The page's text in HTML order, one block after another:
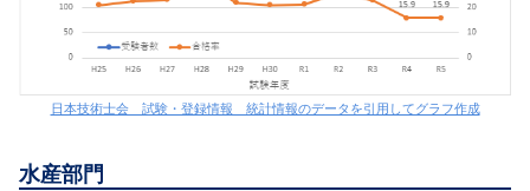
日本技術士会 試験・登録情報 統計情報のデータを引用してグラフ作成
水産部門